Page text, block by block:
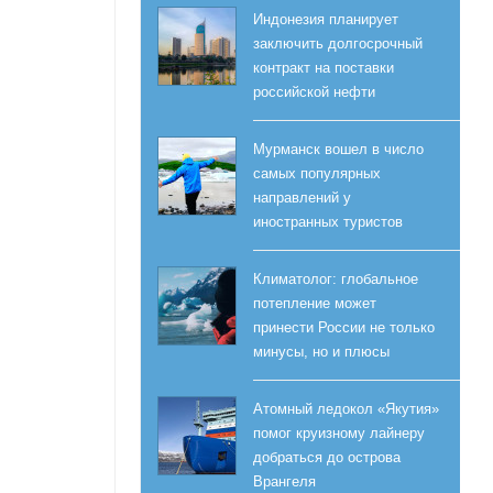
Индонезия планирует
заключить долгосрочный
контракт на поставки
российской нефти
Мурманск вошел в число
самых популярных
направлений у
иностранных туристов
Климатолог: глобальное
потепление может
принести России не только
минусы, но и плюсы
Атомный ледокол «Якутия»
помог круизному лайнеру
добраться до острова
Врангеля